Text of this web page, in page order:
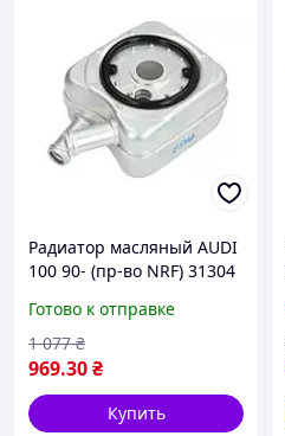
Радиатор масляный AUDI
100 90- (пр-во NRF) 31304
Готово к отправке
969.30₴
1 077 ₴
Купить